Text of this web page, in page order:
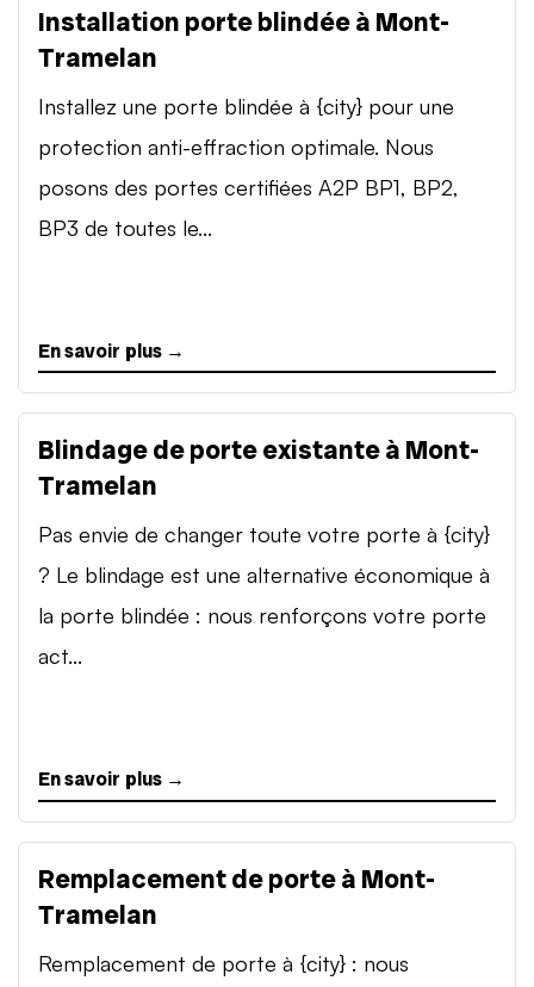
Installation porte blindée à Mont-
Tramelan
Installez une porte blindée à {city} pour une
protection anti-effraction optimale. Nous
posons des portes certifiées A2P BP1, BP2,
BP3 de toutes le...
En savoir plus →
Blindage de porte existante à Mont-
Tramelan
Pas envie de changer toute votre porte à {city}
? Le blindage est une alternative économique à
la porte blindée : nous renforçons votre porte
act...
En savoir plus →
Remplacement de porte à Mont-
Tramelan
Remplacement de porte à {city} : nous